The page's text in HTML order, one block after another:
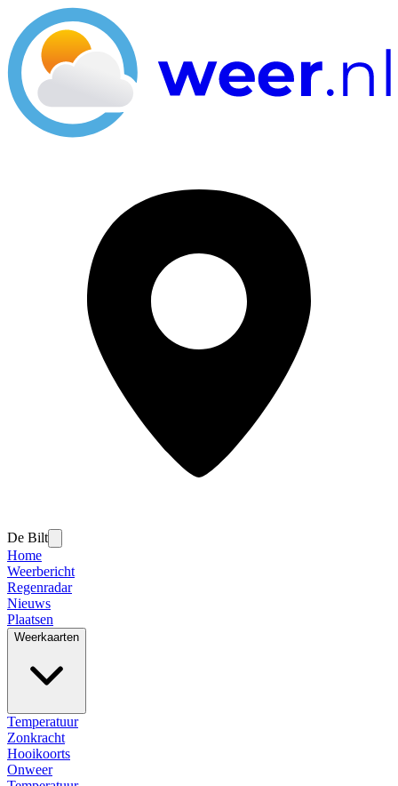
De Bilt
Home
Weerbericht
Regenradar
Nieuws
Plaatsen
Weerkaarten
Temperatuur
Zonkracht
Hooikoorts
Onweer